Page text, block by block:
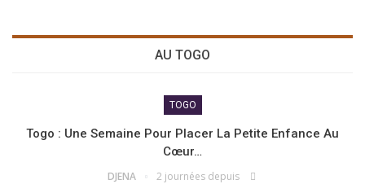
AU TOGO
TOGO
Togo : Une Semaine Pour Placer La Petite Enfance Au
Cœur…
DJENA 2 journées depuis